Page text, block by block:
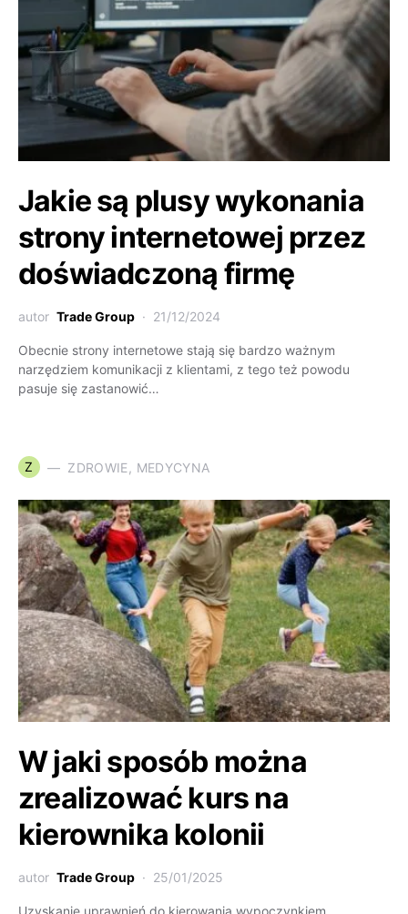
Jakie są plusy wykonania
strony internetowej przez
doświadczoną firmę
autor Trade Group 21/12/2024
Obecnie strony internetowe stają się bardzo ważnym
narzędziem komunikacji z klientami, z tego też powodu
pasuje się zastanowić…
Z ZDROWIE, MEDYCYNA
W jaki sposób można
zrealizować kurs na
kierownika kolonii
autor Trade Group 25/01/2025
Uzyskanie uprawnień do kierowania wypoczynkiem